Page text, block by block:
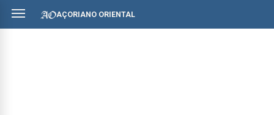
AÇORIANO ORIENTAL